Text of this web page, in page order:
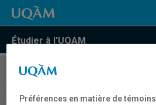
Étudier à l'UQAM
COURS//
Préférences en matière de témoins